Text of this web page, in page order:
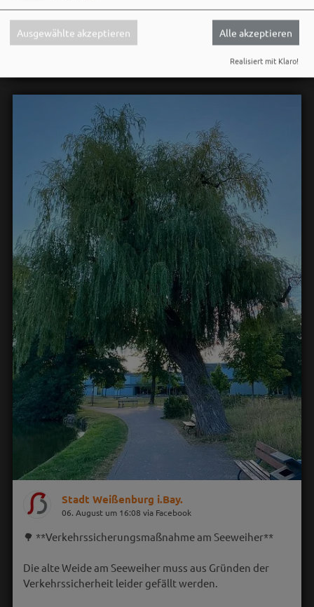
Gute Musik, beste Stimmung und ein Sommerabend,
der im Kopf bleibt. 🌿🎵
Stadt Weißenburg i.Bay.
06. August um 16:08 via Facebook
🌳 **Verkehrssicherungsmaßnahme am Seeweiher**
Die alte Weide am Seeweiher muss aus Gründen der
Verkehrssicherheit leider gefällt werden.
Ausgewählte akzeptieren Alle akzeptieren
Realisiert mit Klaro!